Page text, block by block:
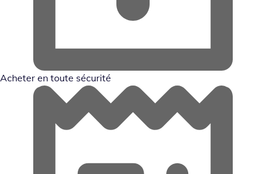
Acheter en toute sécurité